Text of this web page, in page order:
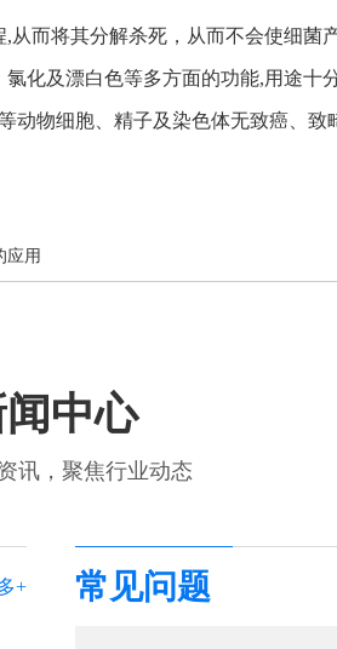
而将其分解杀死，从而不会使细菌
化及漂白色等多方面的功能,用途十分
物细胞、精子及染色体无致癌、致
应用
中心
讯，聚焦行业动态
+ 常见问题